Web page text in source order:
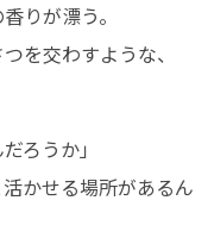
りが漂う。
を交わすような、
ろうか」
かせる場所があるん